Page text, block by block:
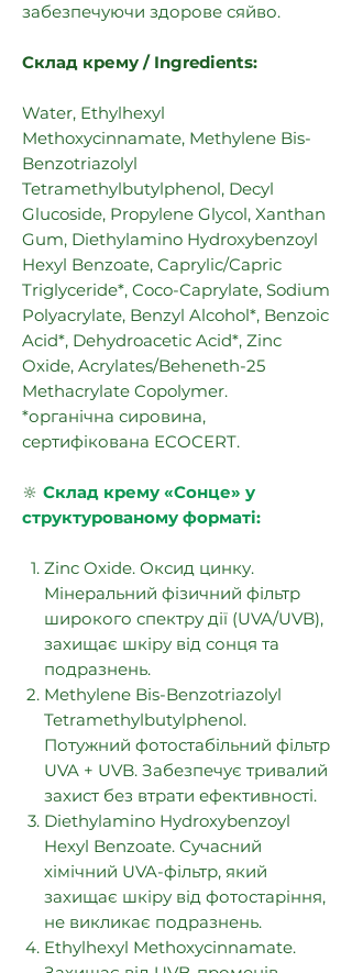
забезпечуючи здорове сяйво.
Склад крему / Ingredients:
Water, Ethylhexyl
Methoxycinnamate, Methylene Bis-
Benzotriazolyl
Tetramethylbutylphenol, Decyl
Glucoside, Propylene Glycol, Xanthan
Gum, Diethylamino Hydroxybenzoyl
Hexyl Benzoate, Caprylic/Capric
Triglyceride*, Coco-Caprylate, Sodium
Polyacrylate, Benzyl Alcohol*, Benzoic
Acid*, Dehydroacetic Acid*, Zinc
Oxide, Acrylates/Beheneth-25
Methacrylate Copolymer.
*органічна сировина,
сертифікована ECOCERT.
🔆 Склад крему «Сонце» у
структурованому форматі:
Zinc Oxide. Оксид цинку.
Мінеральний фізичний фільтр
широкого спектру дії (UVA/UVB),
захищає шкіру від сонця та
подразнень.
Methylene Bis-Benzotriazolyl
Tetramethylbutylphenol.
Потужний фотостабільний фільтр
UVA + UVB. Забезпечує тривалий
захист без втрати ефективності.
Diethylamino Hydroxybenzoyl
Hexyl Benzoate. Сучасний
хімічний UVA-фільтр, який
захищає шкіру від фотостаріння,
не викликає подразнень.
Ethylhexyl Methoxycinnamate.